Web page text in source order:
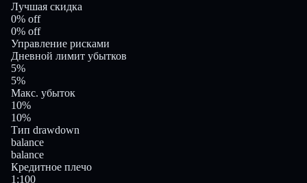
Лучшая скидка
0% off
0% off
Управление рисками
Дневной лимит убытков
5%
5%
Макс. убыток
10%
10%
Тип drawdown
balance
balance
Кредитное плечо
1:100